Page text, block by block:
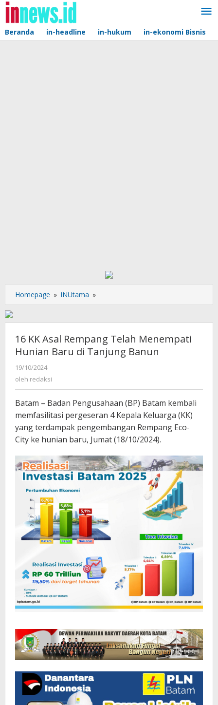
Lewati
konten
Beranda in-headline in-hukum in-ekonomi Bisnis
Homepage » INUtama »
KK
Rempang
Telah
Menempati
Hunian
16 KK Asal Rempang Telah Menempati
Hunian Baru di Tanjung Banun
19/10/2024
redaksi
oleh redaksi
Batam – Badan Pengusahaan (BP) Batam kembali
memfasilitasi pergeseran 4 Kepala Keluarga (KK)
yang terdampak pengembangan Rempang Eco-
City ke hunian baru, Jumat (18/10/2024).